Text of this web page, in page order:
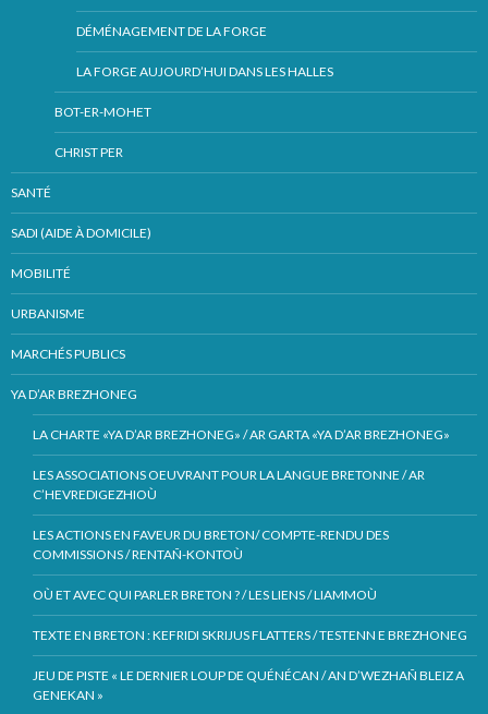
DÉMÉNAGEMENT DE LA FORGE
LA FORGE AUJOURD’HUI DANS LES HALLES
BOT-ER-MOHET
CHRIST PER
SANTÉ
SADI (AIDE À DOMICILE)
MOBILITÉ
URBANISME
MARCHÉS PUBLICS
YA D’AR BREZHONEG
LA CHARTE «YA D’AR BREZHONEG» / AR GARTA «YA D’AR BREZHONEG»
LES ASSOCIATIONS OEUVRANT POUR LA LANGUE BRETONNE / AR
C’HEVREDIGEZHIOÙ
LES ACTIONS EN FAVEUR DU BRETON/ COMPTE-RENDU DES
COMMISSIONS / RENTAÑ-KONTOÙ
OÙ ET AVEC QUI PARLER BRETON ? / LES LIENS / LIAMMOÙ
TEXTE EN BRETON : KEFRIDI SKRIJUS FLATTERS / TESTENN E BREZHONEG
JEU DE PISTE « LE DERNIER LOUP DE QUÉNÉCAN / AN D’WEZHAÑ BLEIZ A
GENEKAN »